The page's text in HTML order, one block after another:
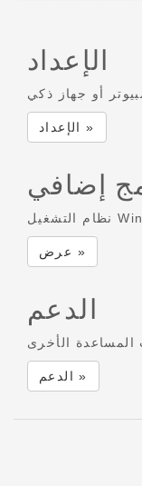
الإعداد
الإعداد »
إضافي
عرض »
الدعم
المساعدة الأخرى
الدعم »